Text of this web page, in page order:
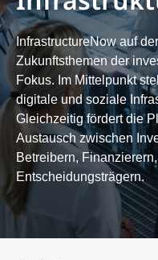
InfrastructureNow auf
Zukunftsthemen der
Fokus. Im Mittelpunkt
digitale und soziale
Gleichzeitig fördert die
Austausch zwischen
Betreibern,
Entscheidungsträgern.